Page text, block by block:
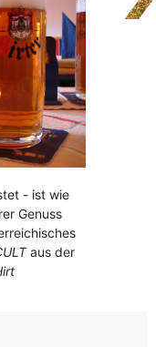
- ist wie
Genuss
aus der